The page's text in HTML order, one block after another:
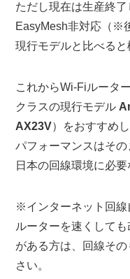
ただし現在は生産終
EasyMesh非対応（※
現行モデルと比べると
これからWi-Fiルータ
クラスの現行モデル
AX23V）をおすすめ
パフォーマンスはそ
日本の回線環境に必
※インターネット回線
ルーターを速くして
がある方は、回線そ
さい。